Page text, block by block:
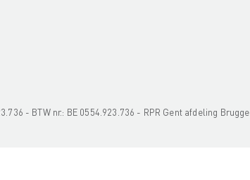
- BTW nr.: BE 0554.923.736 - RPR Gent afdeling Brugge